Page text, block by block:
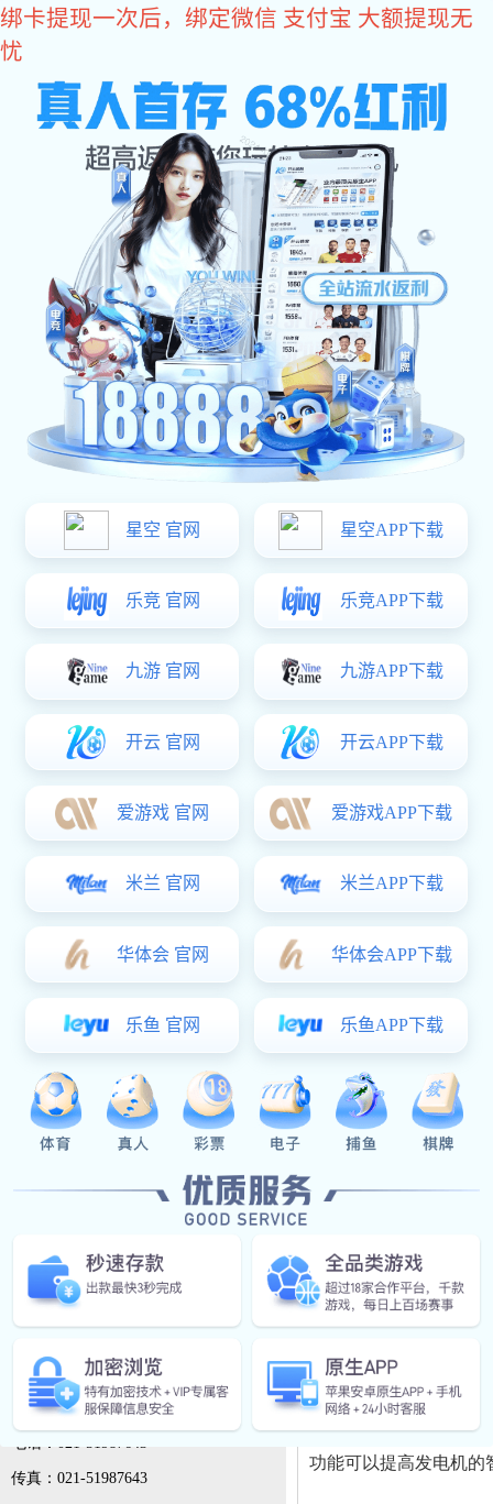
豪利777app下载
网站豪利777app下载 公司简介 产品展示
产品分类
Product classification
柴油发电机
发电电焊机
高原发电机
车载发电机
大功率柴油发电机
汽油/柴油抽水泵
豪利777app下载:移动拖车式柴
油发电机
联系豪利777app下载
联系人：孙工
手机：18721405301(微信同号）
电话：021-51987643
传真：021-51987643
行业咨询
静音柴油发电机是一种
功能对价格有一定影
首先，静音柴油发电机
能会影响发电机的整体
高。
其次，附加功能也会对
功能可以提高发电机的